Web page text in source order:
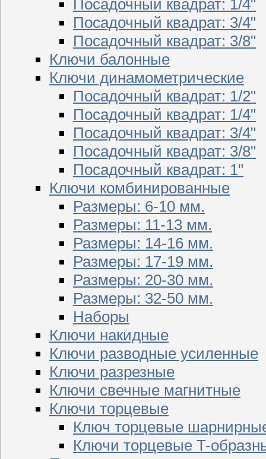
Посадочный квадрат: 1/4"
Посадочный квадрат: 3/4"
Посадочный квадрат: 3/8"
Ключи балонные
Ключи динамометрические
Посадочный квадрат: 1/2"
Посадочный квадрат: 1/4"
Посадочный квадрат: 3/4"
Посадочный квадрат: 3/8"
Посадочный квадрат: 1"
Ключи комбинированные
Размеры: 6-10 мм.
Размеры: 11-13 мм.
Размеры: 14-16 мм.
Размеры: 17-19 мм.
Размеры: 20-30 мм.
Размеры: 32-50 мм.
Наборы
Ключи накидные
Ключи разводные усиленные
Ключи разрезные
Ключи свечные магнитные
Ключи торцевые
Ключ торцевые
Ключи торцевые T-